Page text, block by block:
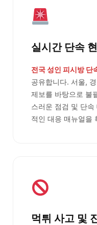
실시간 단속
전국 성인 피시방 단
공유합니다. 서울,
제보를 바탕으로 불
스러운 점검 및 단
적인 대응 매뉴얼을
먹튀 사고 및